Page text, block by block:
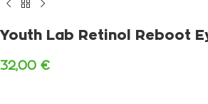
Youth Lab Retinol Reboot
32,00 €